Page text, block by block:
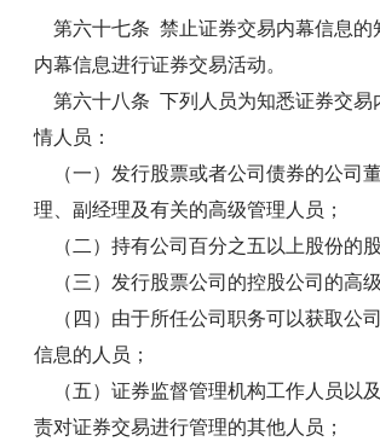
第六十七条 禁止证券交易内幕信息的
内幕信息进行证券交易活动。
第六十八条 下列人员为知悉证券交易
情人员：
（一）发行股票或者公司债券的公司
理、副经理及有关的高级管理人员；
（二）持有公司百分之五以上股份的股
（三）发行股票公司的控股公司的高
（四）由于所任公司职务可以获取公
信息的人员；
（五）证券监督管理机构工作人员以
责对证券交易进行管理的其他人员；